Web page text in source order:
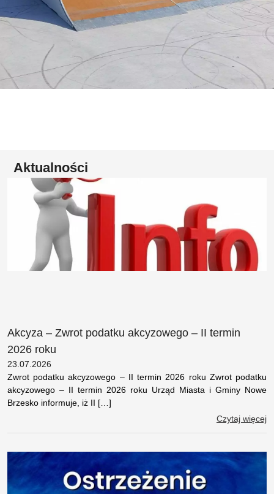
Aktualności
Akcyza – Zwrot podatku akcyzowego – II termin
2026 roku
23.07.2026
Zwrot podatku akcyzowego – II termin 2026 roku Zwrot podatku
akcyzowego – II termin 2026 roku Urząd Miasta i Gminy Nowe
Brzesko informuje, iż II […]
Czytaj więcej